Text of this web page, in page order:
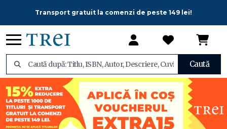
Transport gratuit la comenzi de peste 149 lei!
Caută